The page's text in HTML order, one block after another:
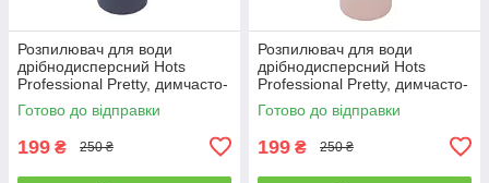
Розпилювач для води
дрібнодисперсний Hots
Professional Pretty, димчасто-
сірий, 300 мл (HP4004-GRE)
Готово до відправки
199 ₴ 250 ₴
Розпилювач для води
дрібнодисперсний Hots
Professional Pretty, димчасто-
кораловий, 300 мл (HP4004-
CRL)
Готово до відправки
199 ₴ 250 ₴